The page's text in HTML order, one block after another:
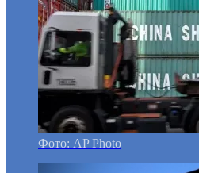
Фото: AP Photo